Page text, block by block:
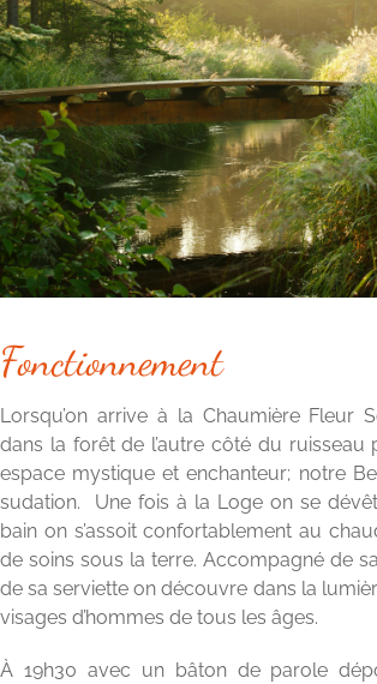
Fonctionnement
Lorsqu’on arrive à la Chaumière Fleur
dans la forêt de l’autre côté du
espace mystique et enchanteur; notre
sudation. Une fois à la Loge on se
bain on s’assoit confortablement au
de soins sous la terre. Accompagné de
de sa serviette on découvre dans la
visages d’hommes de tous les âges.
À 19h30 avec un bâton de parole